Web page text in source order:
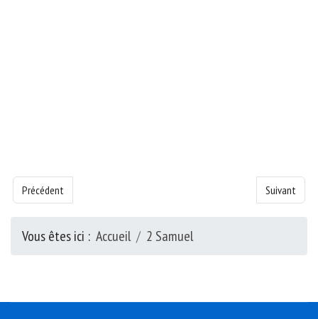
Article précédent : Libro de Samuel 2 - Capítulo 5
Précédent Article
Suivant
Vous êtes ici : Accueil 2 Samuel